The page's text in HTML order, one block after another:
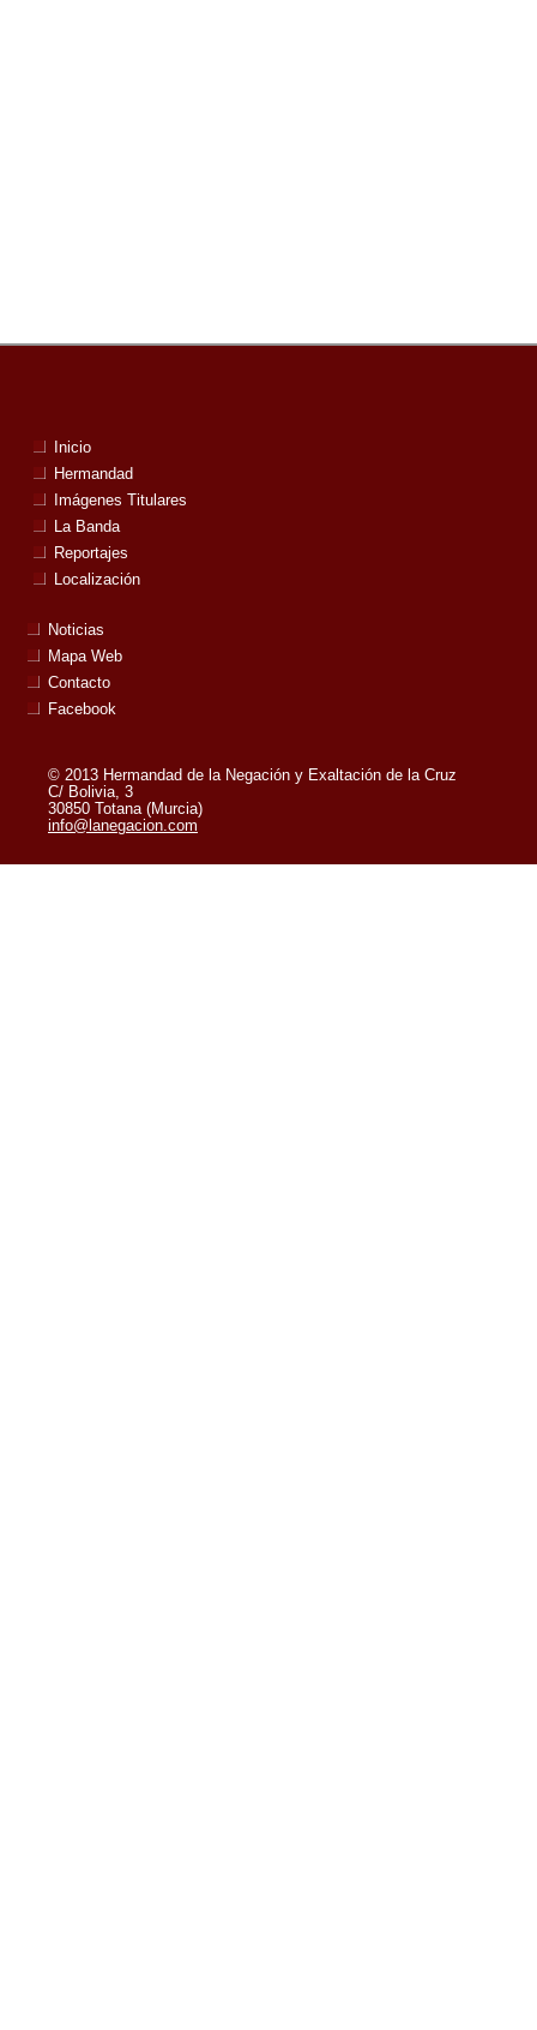
Inicio
Hermandad
Imágenes Titulares
La Banda
Reportajes
Localización
Noticias
Mapa Web
Contacto
Facebook
© 2013 Hermandad de la Negación y Exaltación de la Cruz
C/ Bolivia, 3
30850 Totana (Murcia)
info@lanegacion.com